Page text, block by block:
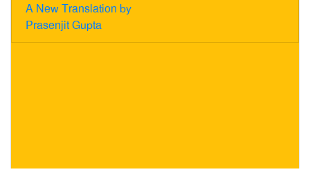
A New Translation by
Prasenjit Gupta